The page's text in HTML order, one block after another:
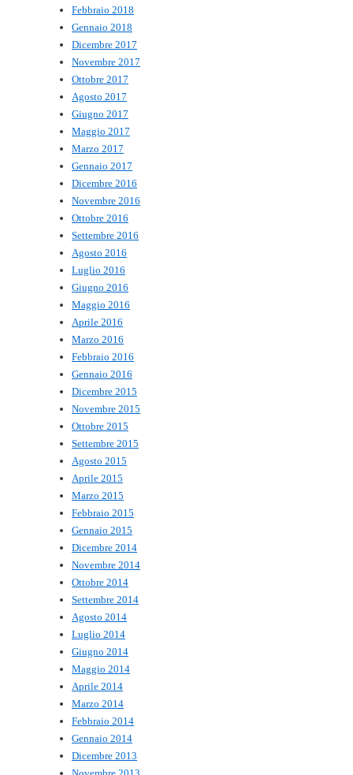
Febbraio 2018
Gennaio 2018
Dicembre 2017
Novembre 2017
Ottobre 2017
Agosto 2017
Giugno 2017
Maggio 2017
Marzo 2017
Gennaio 2017
Dicembre 2016
Novembre 2016
Ottobre 2016
Settembre 2016
Agosto 2016
Luglio 2016
Giugno 2016
Maggio 2016
Aprile 2016
Marzo 2016
Febbraio 2016
Gennaio 2016
Dicembre 2015
Novembre 2015
Ottobre 2015
Settembre 2015
Agosto 2015
Aprile 2015
Marzo 2015
Febbraio 2015
Gennaio 2015
Dicembre 2014
Novembre 2014
Ottobre 2014
Settembre 2014
Agosto 2014
Luglio 2014
Giugno 2014
Maggio 2014
Aprile 2014
Marzo 2014
Febbraio 2014
Gennaio 2014
Dicembre 2013